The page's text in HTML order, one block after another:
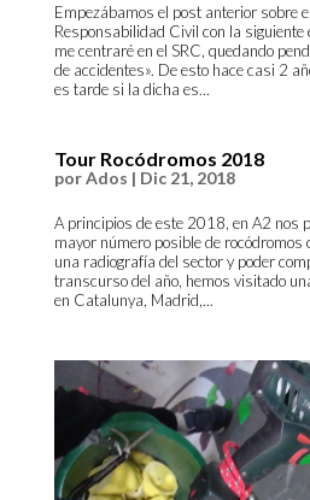
Empezábamos el post anterior sobre
Responsabilidad Civil con la
me centraré en el SRC, quedando
de accidentes». De esto hace casi 2
es tarde si la dicha es...
Tour Rocódromos 2018
porAdos | Dic 21, 2018
A principios de este 2018, en A2 nos
mayor número posible de rocódromos
una radiografía del sector y poder
transcurso del año, hemos visitado
en Catalunya, Madrid,...